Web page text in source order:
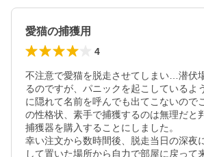
愛猫の捕獲用
4
不注意で愛猫を脱走させてしまい…潜伏
るのですが、パニックを起こしているよ
に隠れて名前を呼んでも出てこないので
の性格状、素手で捕獲するのは無理だと
捕獲器を購入することにしました。
幸い注文から数時間後、脱走当日の深夜
して置いた場所から自力で部屋に戻って